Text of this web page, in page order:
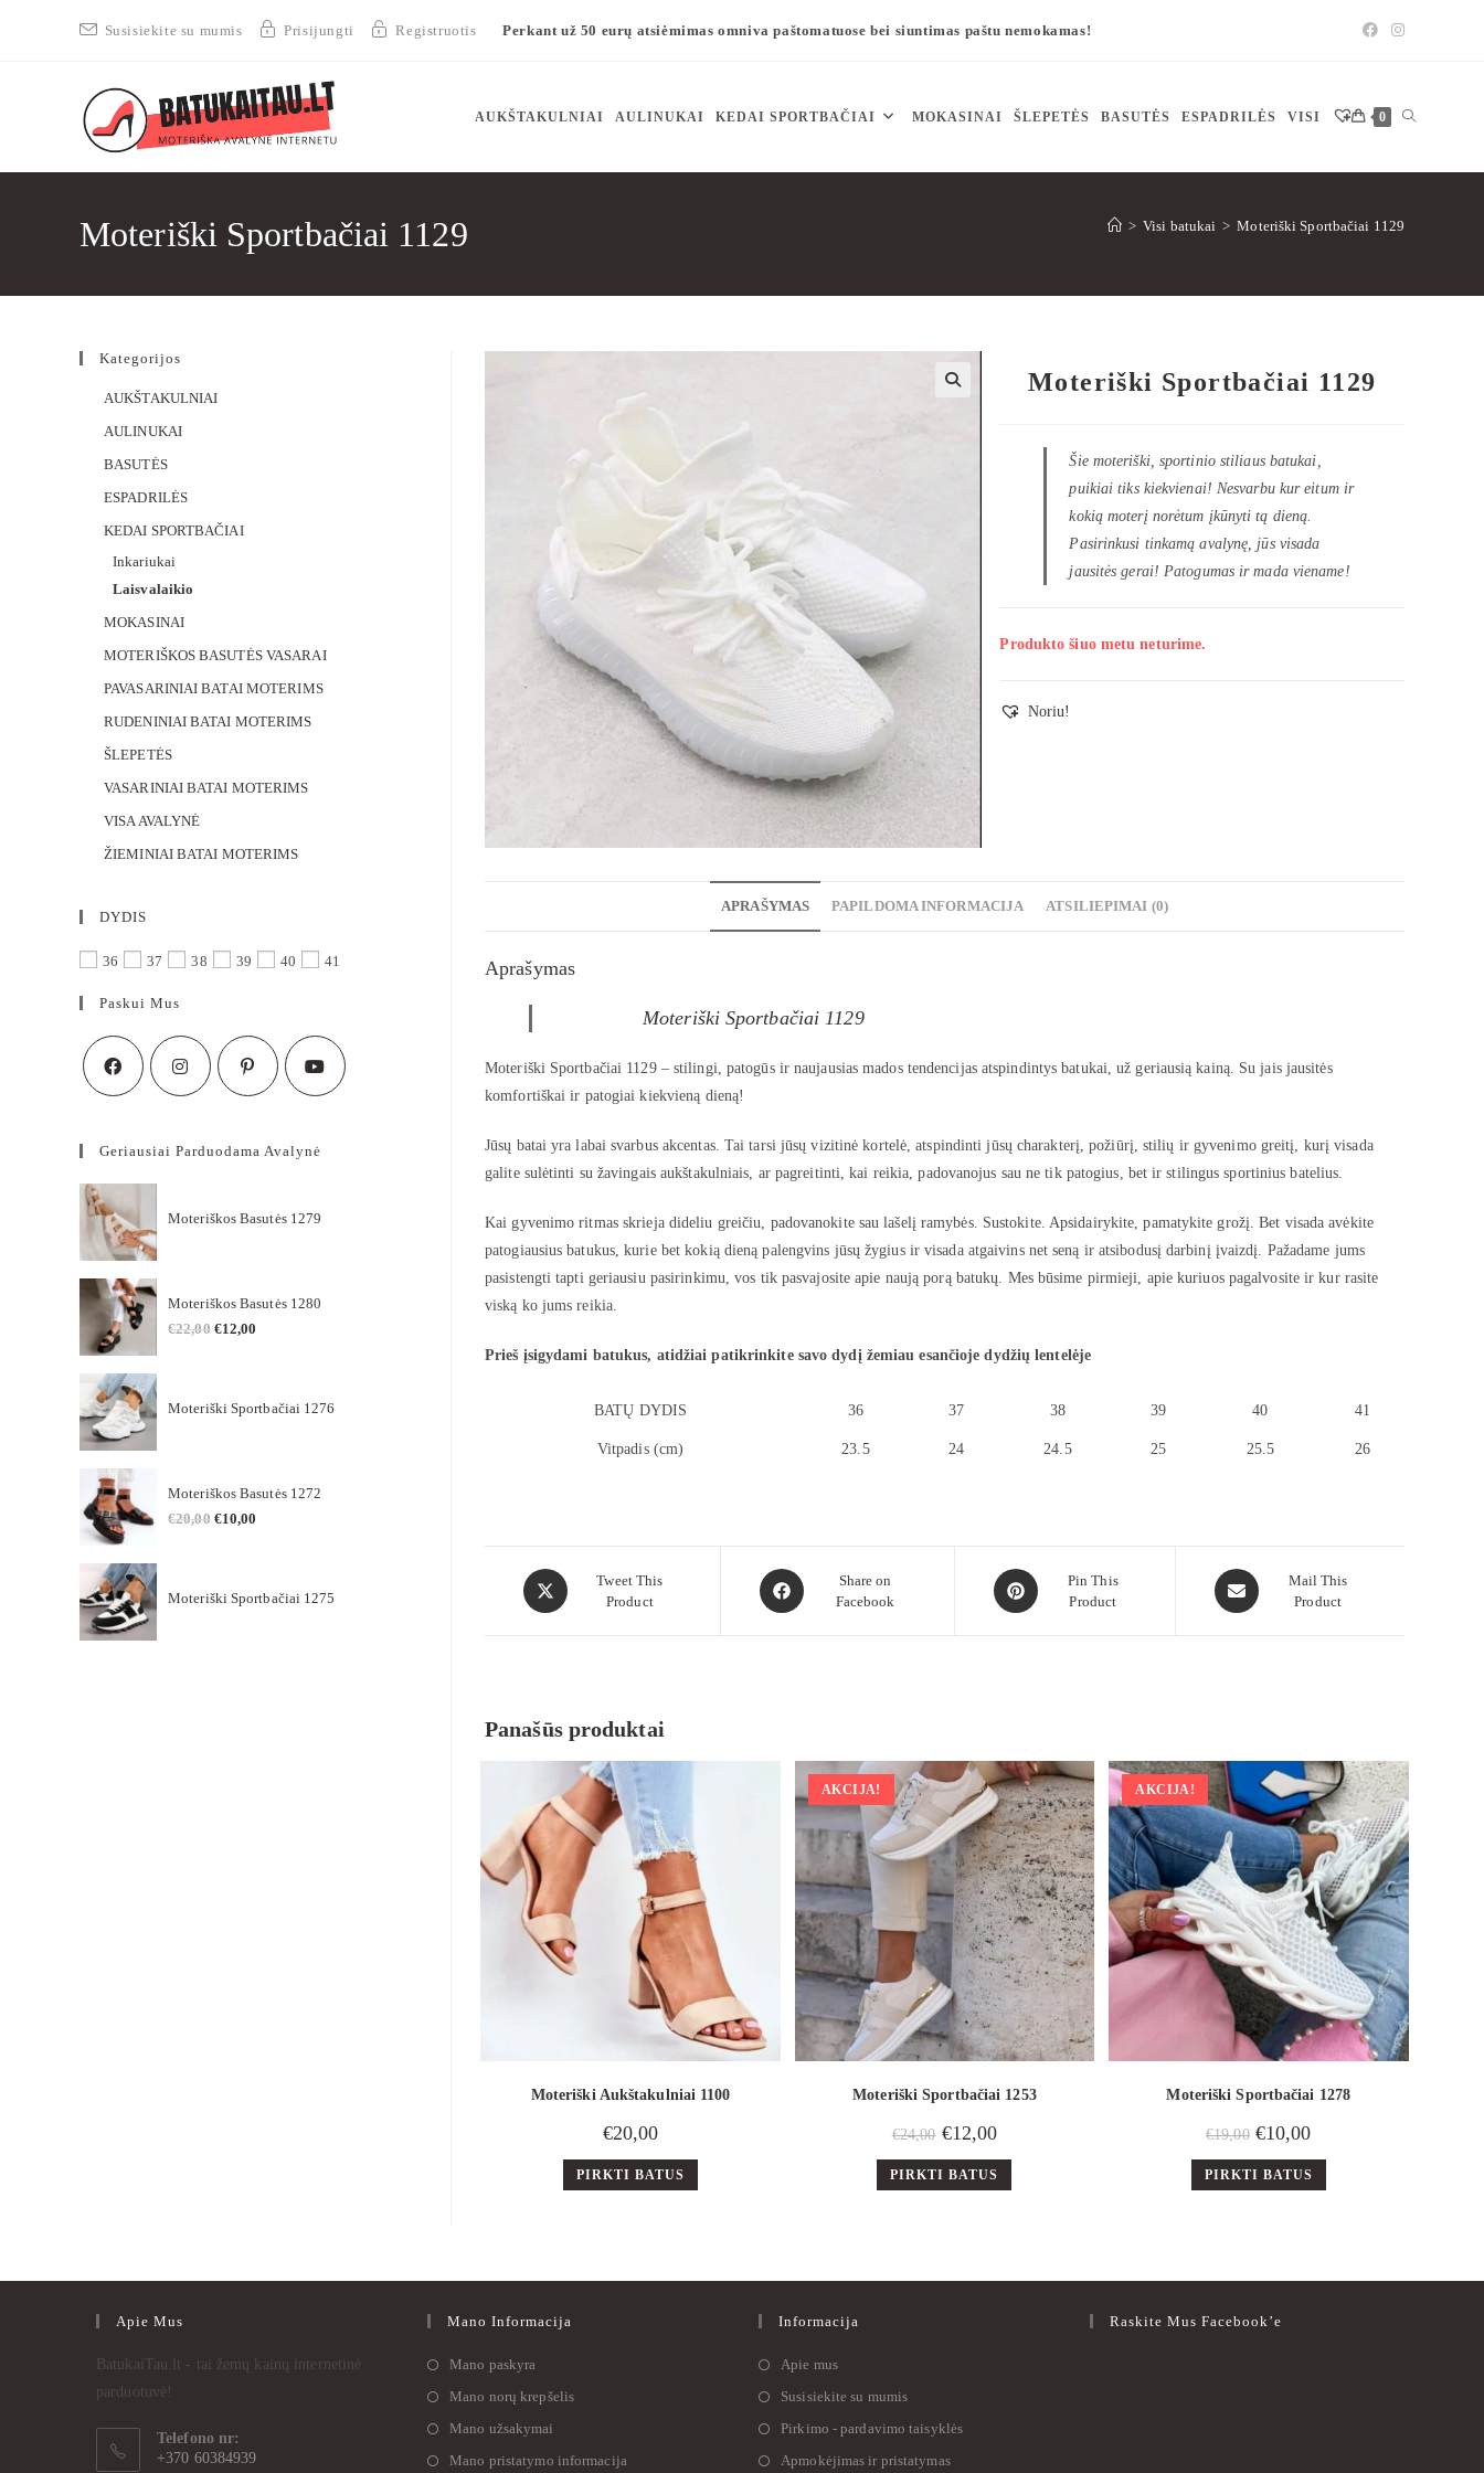
Susisiekite su mumis Prisijungti Registruotis Perkant už 50 eurų atsiėmimas omniva paštomatuose bei siuntimas paštu nemokamas!
AUKŠTAKULNIAI AULINUKAI KEDAI SPORTBAČIAI MOKASINAI ŠLEPETĖS BASUTĖS ESPADRILĖS VISI 0
Moteriški Sportbačiai 1129 > Visi batukai > Moteriški Sportbačiai 1129
Moteriški Sportbačiai 1129
Šie moteriški, sportinio stiliaus batukai,
puikiai tiks kiekvienai! Nesvarbu kur eitum ir
kokią moterį norėtum įkūnyti tą dieną.
Pasirinkusi tinkamą avalynę, jūs visada
jausitės gerai! Patogumas ir mada viename!
Produkto šiuo metu neturime.
Noriu!
APRAŠYMAS PAPILDOMA INFORMACIJA ATSILIEPIMAI (0)
Aprašymas
Moteriški Sportbačiai 1129
Moteriški Sportbačiai 1129 – stilingi, patogūs ir naujausias mados tendencijas atspindintys batukai, už geriausią kainą. Su jais jausitės
komfortiškai ir patogiai kiekvieną dieną!
Jūsų batai yra labai svarbus akcentas. Tai tarsi jūsų vizitinė kortelė, atspindinti jūsų charakterį, požiūrį, stilių ir gyvenimo greitį, kurį visada
galite sulėtinti su žavingais aukštakulniais, ar pagreitinti, kai reikia, padovanojus sau ne tik patogius, bet ir stilingus sportinius batelius.
Kai gyvenimo ritmas skrieja dideliu greičiu, padovanokite sau lašelį ramybės. Sustokite. Apsidairykite, pamatykite grožį. Bet visada avėkite
patogiausius batukus, kurie bet kokią dieną palengvins jūsų žygius ir visada atgaivins net seną ir atsibodusį darbinį įvaizdį. Pažadame jums
pasistengti tapti geriausiu pasirinkimu, vos tik pasvajosite apie naują porą batukų. Mes būsime pirmieji, apie kuriuos pagalvosite ir kur rasite
viską ko jums reikia.
Prieš įsigydami batukus, atidžiai patikrinkite savo dydį žemiau esančioje dydžių lentelėje
BATŲ DYDIS 36 37 38 39 40 41
Vitpadis (cm) 23.5 24 24.5 25 25.5 26
Tweet This
Product
Share on
Facebook
Pin This
Product
Mail This
Product
Panašūs produktai
Moteriški Aukštakulniai 1100
€20,00
PIRKTI BATUS
AKCIJA!
Moteriški Sportbačiai 1253
€24,00 €12,00
PIRKTI BATUS
AKCIJA!
Moteriški Sportbačiai 1278
€19,00 €10,00
PIRKTI BATUS
Kategorijos
AUKŠTAKULNIAI
AULINUKAI
BASUTĖS
ESPADRILĖS
KEDAI SPORTBAČIAI
Inkariukai
Laisvalaikio
MOKASINAI
MOTERIŠKOS BASUTĖS VASARAI
PAVASARINIAI BATAI MOTERIMS
RUDENINIAI BATAI MOTERIMS
ŠLEPETĖS
VASARINIAI BATAI MOTERIMS
VISA AVALYNĖ
ŽIEMINIAI BATAI MOTERIMS
DYDIS
36 37 38 39 40 41
Paskui Mus
Geriausiai Parduodama Avalynė
Moteriškos Basutės 1279
Moteriškos Basutės 1280
€22,00 €12,00
Moteriški Sportbačiai 1276
Moteriškos Basutės 1272
€20,00 €10,00
Moteriški Sportbačiai 1275
Apie Mus
BatukaiTau.lt - tai žemų kainų internetinė
parduotuvė!
Telefono nr:
+370 60384939
Mano Informacija
Mano paskyra
Mano norų krepšelis
Mano užsakymai
Mano pristatymo informacija
Informacija
Apie mus
Susisiekite su mumis
Pirkimo - pardavimo taisyklės
Apmokėjimas ir pristatymas
Raskite Mus Facebook’e